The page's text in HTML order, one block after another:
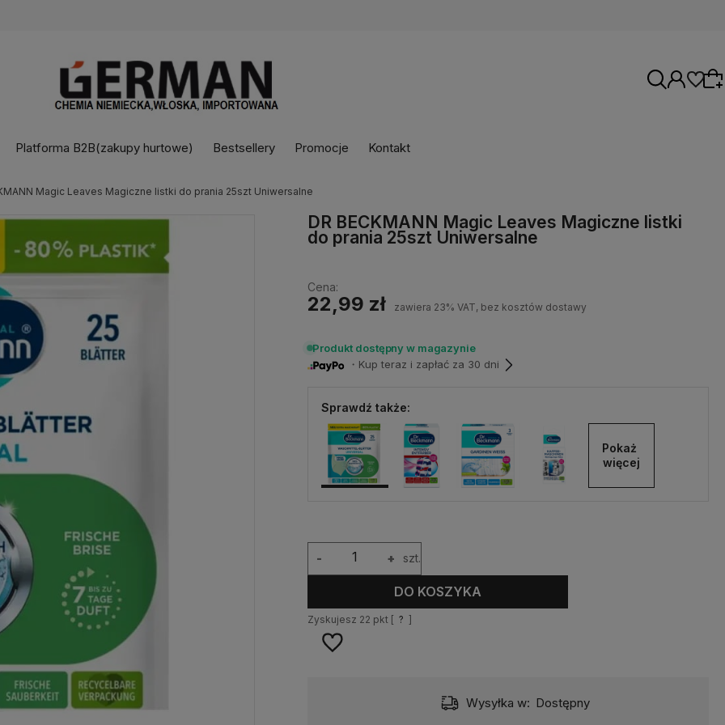
oferty lub zaloguj się, aby przywrócić dodane
produkty do listy z poprzedniej sesji.
Platforma B2B(zakupy hurtowe) Bestsellery Promocje Kontakt
Magic Leaves Magiczne listki do prania 25szt Uniwersalne
DR BECKMANN Magic Leaves Magiczne listki
do prania 25szt Uniwersalne
Cena:
22,99 zł zawiera 23% VAT, bez kosztów dostawy
Produkt dostępny w magazynie
・Kup teraz i zapłać za 30 dni
Sprawdź także:
Pokaż
więcej
+
- szt.
DO KOSZYKA
Zyskujesz 22 pkt [ ? ]
Dostępność: Duża ilość Wysyłka w: Dostępny